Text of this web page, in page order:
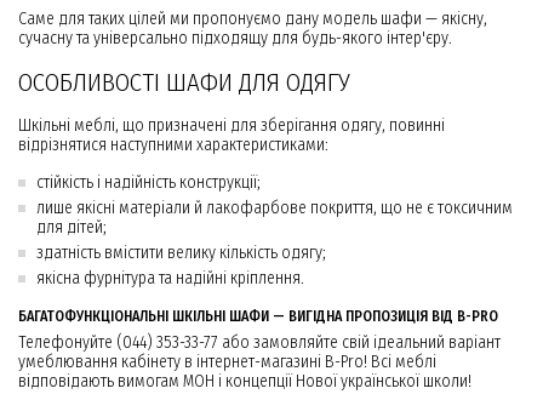
Саме для таких цілей ми пропонуємо дану модель шафи — якісну,
сучасну та універсально підходящу для будь-якого інтер'єру.
ОСОБЛИВОСТІ ШАФИ ДЛЯ ОДЯГУ
Шкільні меблі, що призначені для зберігання одягу, повинні
відрізнятися наступними характеристиками:
стійкість і надійність конструкції;
лише якісні матеріали й лакофарбове покриття, що не є токсичним
для дітей;
здатність вмістити велику кількість одягу;
якісна фурнітура та надійні кріплення.
БАГАТОФУНКЦІОНАЛЬНІ ШКІЛЬНІ ШАФИ — ВИГІДНА ПРОПОЗИЦІЯ ВІД B-PRO
Телефонуйте (044) 353-33-77 або замовляйте свій ідеальний варіант
умеблювання кабінету в інтернет-магазині B-Pro! Всі меблі
відповідають вимогам МОН і концепції Нової української школи!